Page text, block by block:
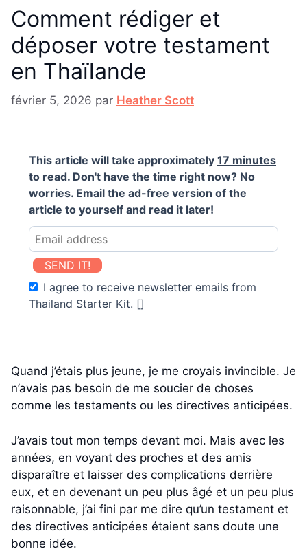
Comment rédiger et
déposer votre testament
en Thaïlande
février 5, 2026 par Heather Scott
This article will take approximately 17 minutes
to read. Don't have the time right now? No
worries. Email the ad-free version of the
article to yourself and read it later!
SEND IT!
I agree to receive newsletter emails from
Thailand Starter Kit. []
Quand j’étais plus jeune, je me croyais invincible. Je
n’avais pas besoin de me soucier de choses
comme les testaments ou les directives anticipées.
J’avais tout mon temps devant moi. Mais avec les
années, en voyant des proches et des amis
disparaître et laisser des complications derrière
eux, et en devenant un peu plus âgé et un peu plus
raisonnable, j’ai fini par me dire qu’un testament et
des directives anticipées étaient sans doute une
bonne idée.